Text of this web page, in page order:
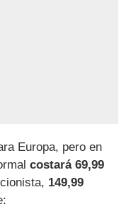
Europa, pero en
costará 69,99
149,99